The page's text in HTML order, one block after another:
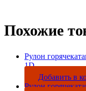
Похожие
Рулон
1D
Добавить в
Рулон